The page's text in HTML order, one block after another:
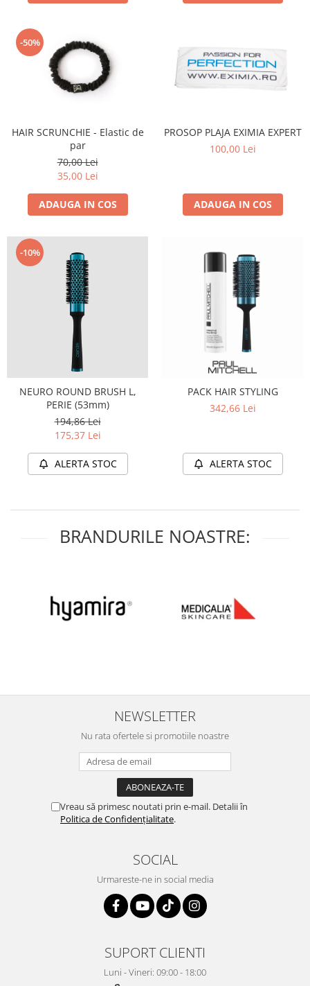
-50%
HAIR SCRUNCHIE - Elastic de
par
70,00 Lei
35,00 Lei
ADAUGA IN COS
PROSOP PLAJA EXIMIA EXPERT
100,00 Lei
ADAUGA IN COS
-10%
NEURO ROUND BRUSH L,
PERIE (53mm)
194,86 Lei
175,37 Lei
ALERTA STOC
PACK HAIR STYLING
342,66 Lei
ALERTA STOC
BRANDURILE NOASTRE:
NEWSLETTER
Nu rata ofertele si promotiile noastre
Vreau să primesc noutati prin e-mail. Detalii în
Politica de Confidențialitate.
SOCIAL
Urmareste-ne in social media
SUPORT CLIENTI
Luni - Vineri: 09:00 - 18:00